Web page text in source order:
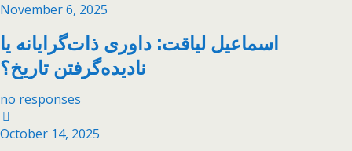
November 6, 2025
اسماعیل لیاقت: داوری ذات‌گرایانه یا
نادیده‌گرفتن تاریخ؟
no responses
October 14, 2025